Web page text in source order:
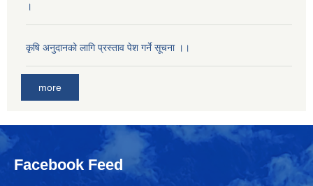
।
कृषि अनुदानको लागि प्रस्ताव पेश गर्ने सूचना ।।
more
Facebook Feed